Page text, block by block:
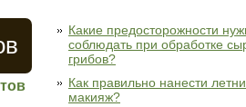
Какие предосторожности
соблюдать при обработке
грибов?
Как правильно нанести
макияж?